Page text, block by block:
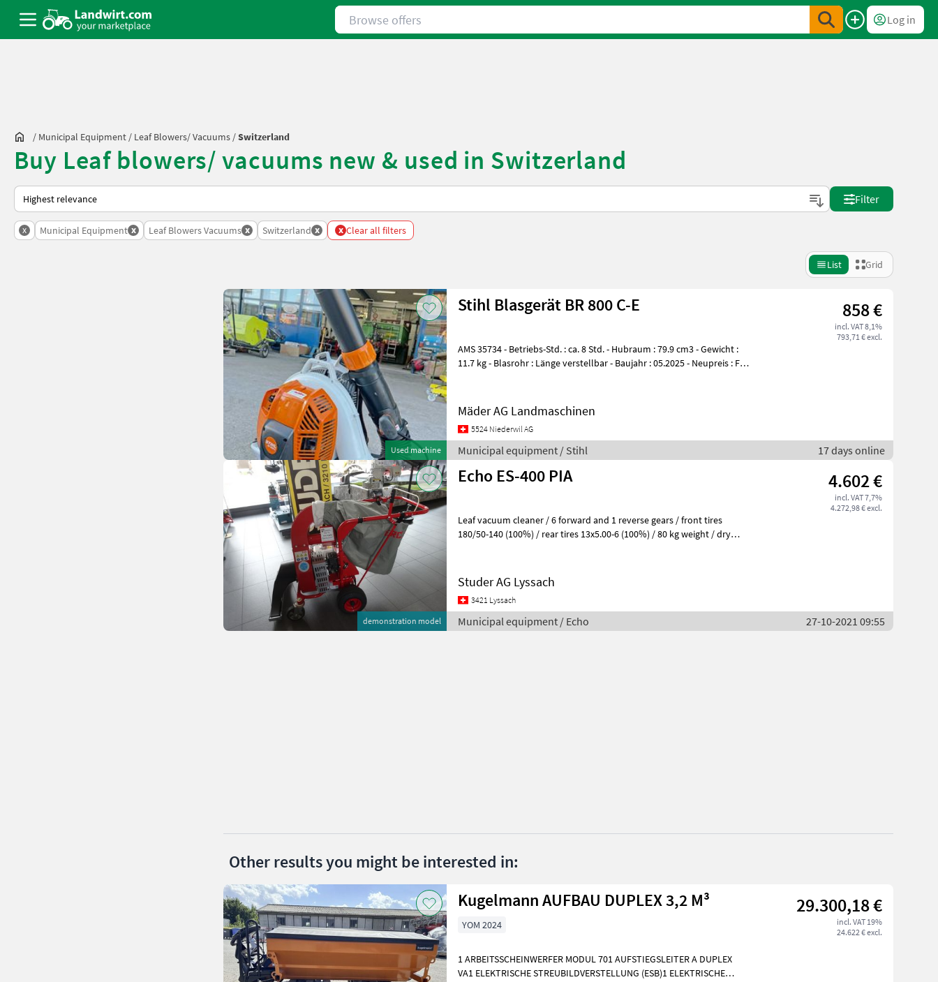
Browse offers
Log in
/ Municipal Equipment / Leaf Blowers/ Vacuums /Switzerland
Buy Leaf blowers/ vacuums new & used in Switzerland
This is how sorting works on Landwirt.com
Filter
x Municipal Equipment x Leaf Blowers Vacuums x Switzerland x x Clear all filters
List Grid
Used machine
Stihl Blasgerät BR 800 C-E 858 €
incl. VAT 8,1%
793,71 € excl.
AMS 35734 - Betriebs-Std. : ca. 8 Std. - Hubraum : 79.9 cm3 - Gewicht :
11.7 kg - Blasrohr : Länge verstellbar - Baujahr : 05.2025 - Neupreis : Fr.
Mäder AG Landmaschinen
5524 Niederwil AG
Municipal equipment / Stihl 17 days online
demonstration model
Echo ES-400 PIA 4.602 €
incl. VAT 7,7%
4.272,98 € excl.
Leaf vacuum cleaner / 6 forward and 1 reverse gears / front tires
180/50-140 (100%) / rear tires 13x5.00-6 (100%) / 80 kg weight / dry
Studer AG Lyssach
3421 Lyssach
Municipal equipment / Echo 27-10-2021 09:55
Other results you might be interested in:
Kugelmann AUFBAU DUPLEX 3,2 M³ 29.300,18 €
incl. VAT 19%
24.622 € excl.
YOM 2024
1 ARBEITSSCHEINWERFER MODUL 701 AUFSTIEGSLEITER A DUPLEX
VA1 ELEKTRISCHE STREUBILDVERSTELLUNG (ESB)1 ELEKTRISCHE